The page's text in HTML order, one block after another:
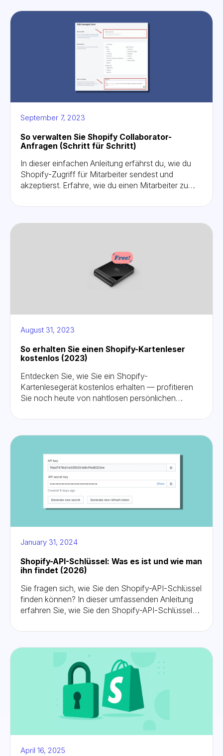
September 7, 2023
So verwalten Sie Shopify Collaborator-
Anfragen (Schritt für Schritt)
In dieser einfachen Anleitung erfährst du, wie du
Shopify-Zugriff für Mitarbeiter sendest und
akzeptierst. Erfahre, wie du einen Mitarbeiter zu
Arbeit abgeschlossen ist.
August 31, 2023
So erhalten Sie einen Shopify-Kartenleser
kostenlos (2023)
Entdecken Sie, wie Sie ein Shopify-
Kartenlesegerät kostenlos erhalten — profitieren
Sie noch heute von nahtlosen persönlichen
Teilnahmebedingungen, Tarife und Profi-Tipps, um
January 31, 2024
Shopify-API-Schlüssel: Was es ist und wie man
ihn findet (2026)
Sie fragen sich, wie Sie den Shopify-API-Schlüssel
finden können? In dieser umfassenden Anleitung
erfahren Sie, wie Sie den Shopify-API-Schlüssel
April 16, 2025